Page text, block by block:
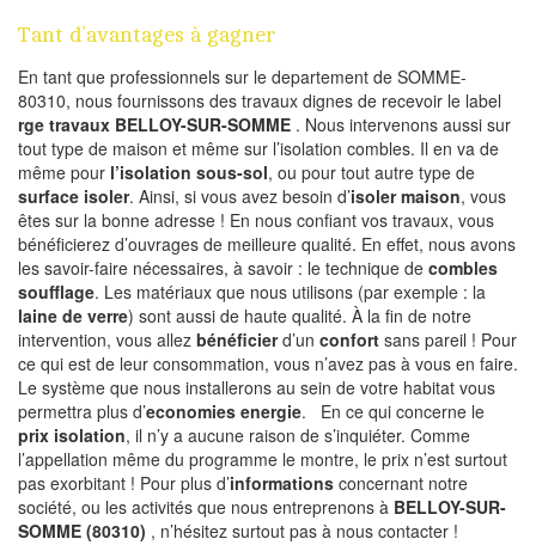
Tant d’avantages à gagner
En tant que professionnels sur le departement de SOMME-
80310, nous fournissons des travaux dignes de recevoir le label
rge travaux BELLOY-SUR-SOMME . Nous intervenons aussi sur
tout type de maison et même sur l’isolation combles. Il en va de
même pour l’isolation sous-sol, ou pour tout autre type de
surface isoler. Ainsi, si vous avez besoin d’isoler maison, vous
êtes sur la bonne adresse ! En nous confiant vos travaux, vous
bénéficierez d’ouvrages de meilleure qualité. En effet, nous avons
les savoir-faire nécessaires, à savoir : le technique de combles
soufflage. Les matériaux que nous utilisons (par exemple : la
laine de verre) sont aussi de haute qualité. À la fin de notre
intervention, vous allez bénéficierd’un confort sans pareil ! Pour
ce qui est de leur consommation, vous n’avez pas à vous en faire.
Le système que nous installerons au sein de votre habitat vous
permettra plus d’economies energie. En ce qui concerne le
prix isolation, il n’y a aucune raison de s’inquiéter. Comme
l’appellation même du programme le montre, le prix n’est surtout
pas exorbitant ! Pour plus d’informations concernant notre
société, ou les activités que nous entreprenons à BELLOY-SUR-
SOMME (80310) , n’hésitez surtout pas à nous contacter !